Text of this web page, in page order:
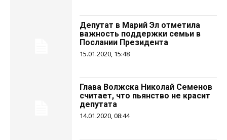
Депутат в Марий Эл отметила
важность поддержки семьи в
Послании Президента
15.01.2020, 15:48
Глава Волжска Николай Семенов
считает, что пьянство не красит
депутата
14.01.2020, 08:44